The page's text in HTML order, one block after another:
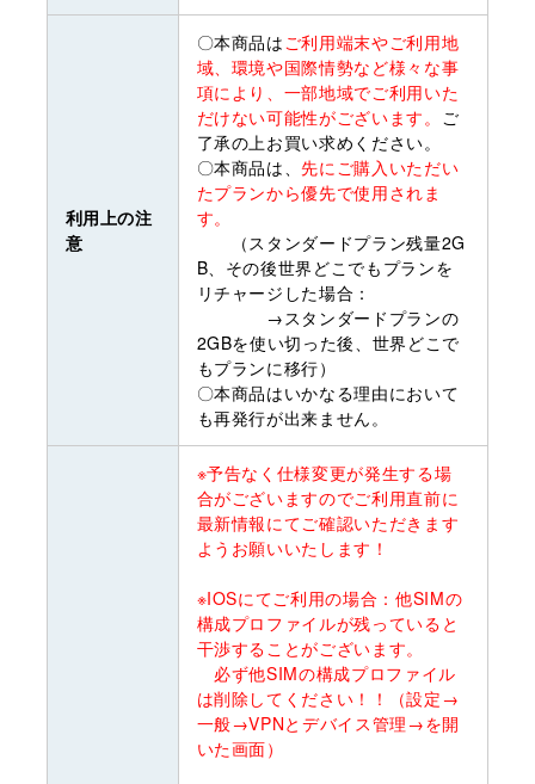
利用上の注
意
〇本商品は ご利用端末やご利用地
域、環境や国際情勢など様々な事
項により、一部地域でご利用いた
だけない可能性がございます。
ご
了承の上お買い求めください。
〇本商品は、先にご購入いただい
たプランから優先で使用されま
す。
（スタンダードプラン残量2G
B、その後世界どこでもプランを
リチャージした場合：
→スタンダードプランの
2GBを使い切った後、世界どこで
もプランに移行）
〇本商品はいかなる理由において
も再発行が出来ません。
※予告なく仕様変更が発生する場
合がございますのでご利用直前に
最新情報にてご確認いただきます
ようお願いいたします！
※IOSにてご利用の場合：他SIMの
構成プロファイルが残っていると
干渉することがございます。
必ず他SIMの構成プロファイル
は削除してください！！（設定→
一般→VPNとデバイス管理→を開
いた画面）